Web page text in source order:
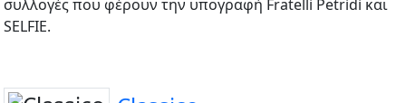
συλλογές που φέρουν την υπογραφή Fratelli Petridi και
SELFIE.